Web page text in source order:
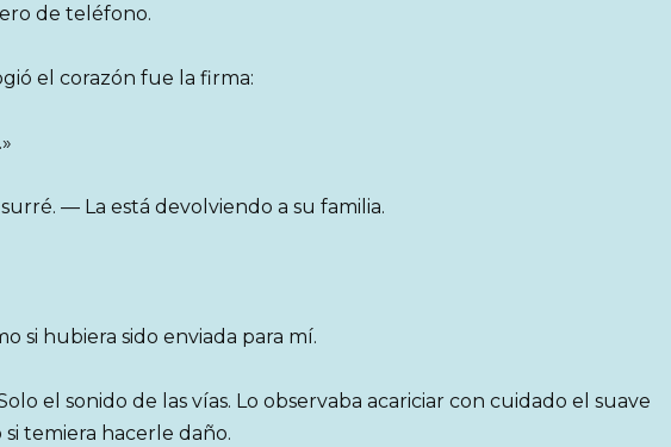
de teléfono.
el corazón fue la firma:
— La está devolviendo a su familia.
si hubiera sido enviada para mí.
el sonido de las vías. Lo observaba acariciar con cuidado el suave
temiera hacerle daño.